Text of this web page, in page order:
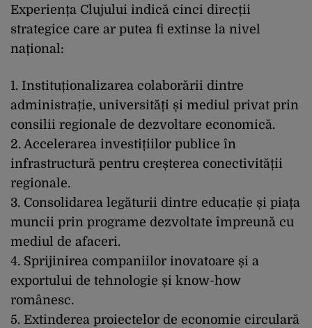
Experiența Clujului indică cinci direcții
strategice care ar putea fi extinse la nivel
național:
1. Instituționalizarea colaborării dintre
administrație, universități și mediul privat prin
consilii regionale de dezvoltare economică.
2. Accelerarea investițiilor publice în
infrastructură pentru creșterea conectivității
regionale.
3. Consolidarea legăturii dintre educație și piața
muncii prin programe dezvoltate împreună cu
mediul de afaceri.
4. Sprijinirea companiilor inovatoare și a
exportului de tehnologie și know-how
românesc.
5. Extinderea proiectelor de economie circulară